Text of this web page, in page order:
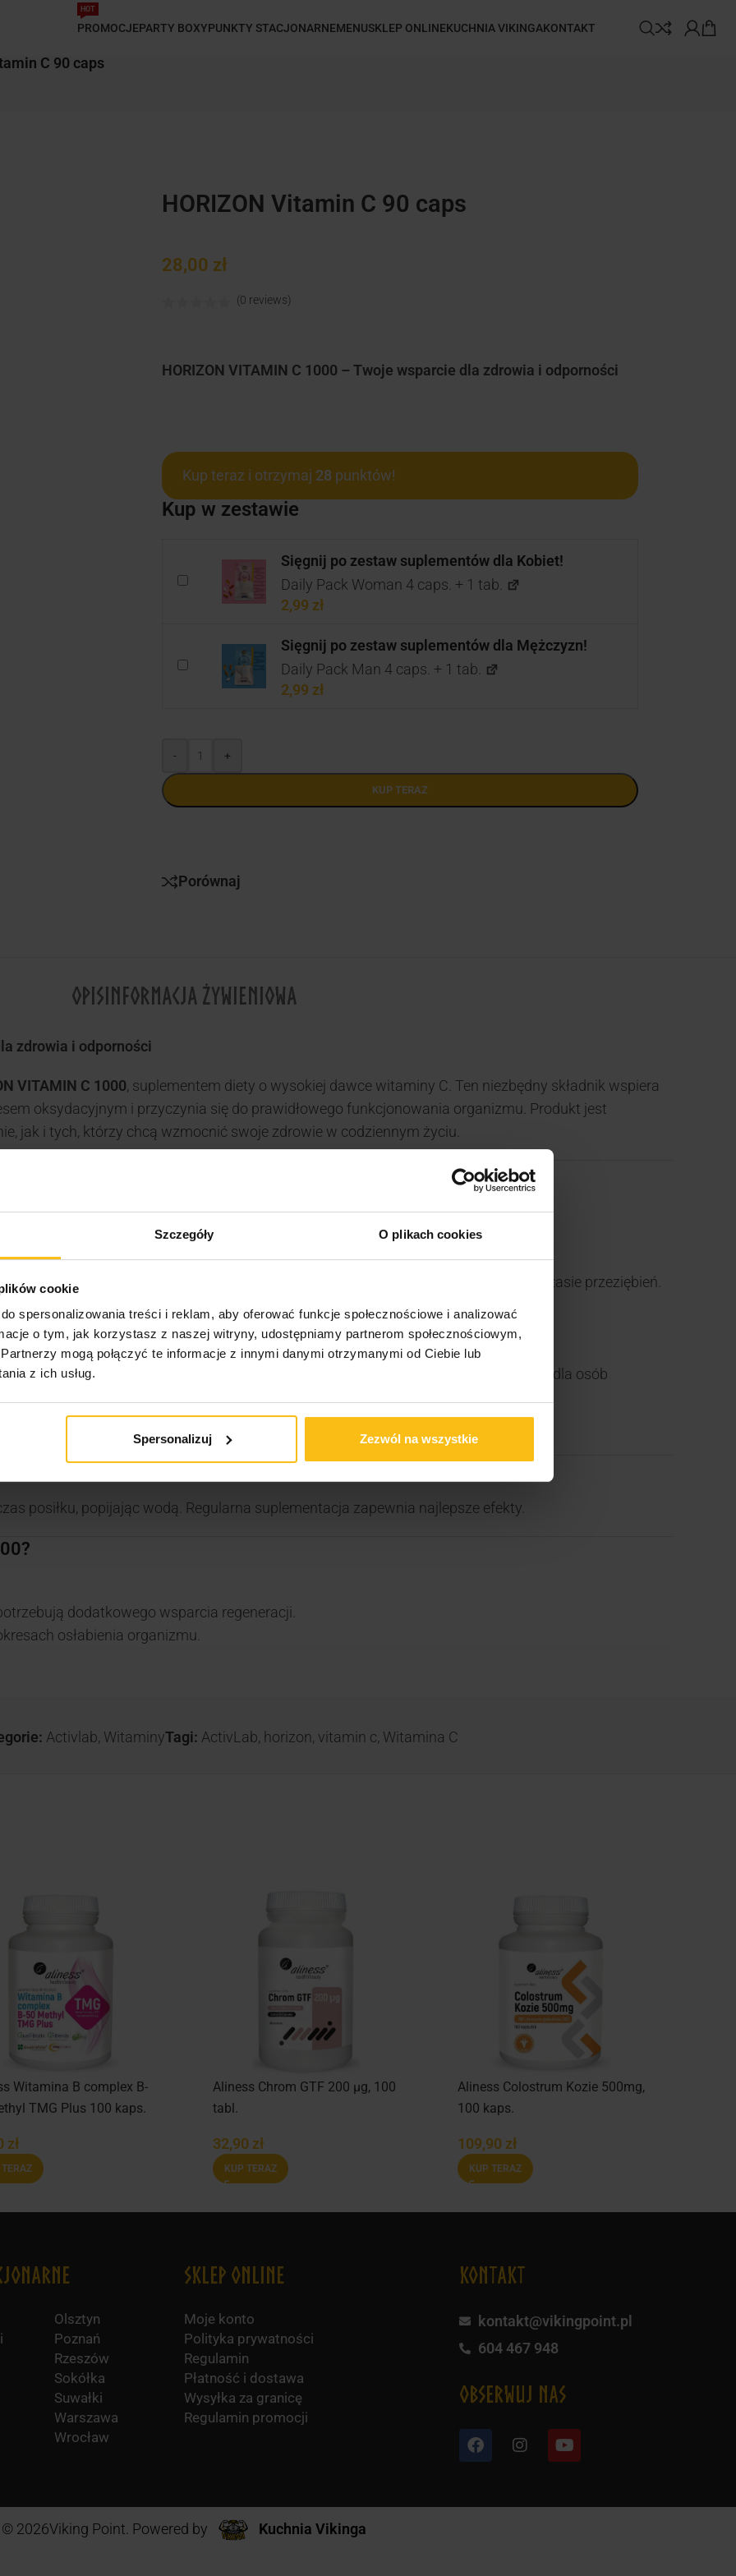
Szczegóły O plikach cookies
cookie
spersonalizowania treści i reklam, aby oferować funkcje społecznościowe i analizować
o tym, jak korzystasz z naszej witryny, udostępniamy partnerom społecznościowym,
mogą połączyć te informacje z innymi danymi otrzymanymi od Ciebie lub
z ich usług.
Spersonalizuj Zezwól na wszystkie
PROMOCJE
HOT
PARTY BOXYPUNKTY STACJONARNEMENUSKLEP ONLINEKUCHNIA VIKINGAKONTAKT
C 90 caps
HORIZON Vitamin C 90 caps
28,00 zł
(0 reviews)
HORIZON VITAMIN C 1000 – Twoje wsparcie dla zdrowia i odporności
Kup teraz i otrzymaj 28 punktów!
Kup w zestawie
Sięgnij po zestaw suplementów dla Kobiet!
Daily Pack Woman 4 caps. + 1 tab.
2,99 zł
Sięgnij po zestaw suplementów dla Mężczyzn!
Daily Pack Man 4 caps. + 1 tab.
2,99 zł
- +
KUP TERAZ
Porównaj
OPISINFORMACJA ŻYWIENIOWA
zdrowia i odporności
VITAMIN C 1000, suplementem diety o wysokiej dawce witaminy C. Ten niezbędny składnik wspiera
oksydacyjnym i przyczynia się do prawidłowego funkcjonowania organizmu. Produkt jest
jak i tych, którzy chcą wzmocnić swoje zdrowie w codziennym życiu.
C 1000?
solidną dawkę wsparcia dla Twojego organizmu.
szczególnie w okresach zwiększonego wysiłku fizycznego lub w czasie przeziębień.
C pomaga chronić komórki przed szkodliwym działaniem wolnych rodników.
dla zdrowych stawów, skóry i naczyń krwionośnych, co jest szczególnie ważne dla osób
można dostosować do każdego stylu życia.
posiłku, popijając wodą. Regularna suplementacja zapewnia najlepsze efekty.
dodatkowego wsparcia regeneracji.
osłabienia organizmu.
Activlab, WitaminyTagi: ActivLab, horizon, vitamin c, Witamina C
Witamina B complex B-
TMG Plus 100 kaps.
zł
TERAZ
Aliness Chrom GTF 200 µg, 100
tabl.
32,90 zł
KUP TERAZ
Aliness Colostrum Kozie 500mg,
100 kaps.
109,90 zł
KUP TERAZ
Olsztyn
Poznań
Rzeszów
Sokółka
Suwałki
Warszawa
Wrocław
Sklep online
Moje konto
Polityka prywatności
Regulamin
Płatność i dostawa
Wysyłka za granicę
Regulamin promocji
KONTAKT
kontakt@vikingpoint.pl
604 467 948
obserwuj nas
© 2026Viking Point. Powered by
Kuchnia Vikinga